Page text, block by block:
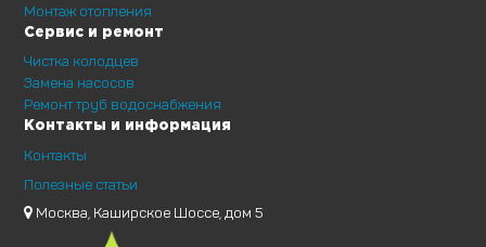
Монтаж отопления
Сервис и ремонт
Чистка колодцев
Замена насосов
Ремонт труб водоснабжения
Контакты и информация
Контакты
Полезные статьи
Москва, Каширское Шоссе, дом 5